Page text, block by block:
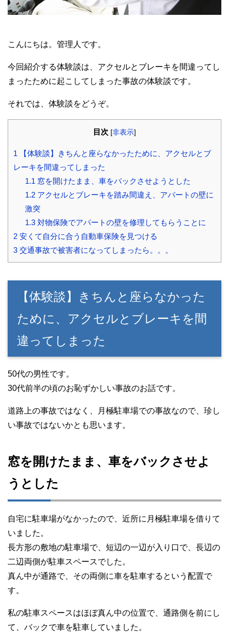
こんにちは。管理人です。
今回紹介する体験談は、アクセルとブレーキを間違ってし
まったために起こしてしまった事故の体験談です。
それでは、体験談をどうぞ。
目次 [非表示]
1 【体験談】きちんと座らなかったために、アクセルとブ
レーキを間違ってしまった
1.1 窓を開けたまま、車をバックさせようとした
1.2アクセルとブレーキを踏み間違え、アパートの壁に
激突
1.3対物保険でアパートの壁を修理してもらうことに
2 安くて自分に合う自動車保険を見つける
3 交通事故で被害者になってしまったら。。。
【体験談】きちんと座らなかった
ために、アクセルとブレーキを間
違ってしまった
50代の男性です。
30代前半の頃のお恥ずかしい事故のお話です。
道路上の事故ではなく、月極駐車場での事故なので、珍し
い事故ではないかとも思います。
窓を開けたまま、車をバックさせよ
うとした
自宅に駐車場がなかったので、近所に月極駐車場を借りて
いました。
長方形の敷地の駐車場で、短辺の一辺が入り口で、長辺の
二辺両側が駐車スペースでした。
真ん中が通路で、その両側に車を駐車するという配置で
す。
私の駐車スペースはほぼ真ん中の位置で、通路側を前にし
て、バックで車を駐車していました。